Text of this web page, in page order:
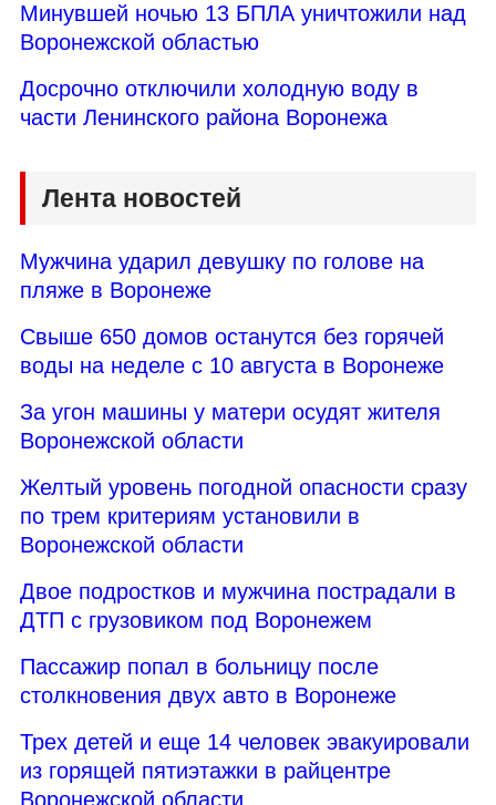
Минувшей ночью 13 БПЛА уничтожили над
Воронежской областью
Досрочно отключили холодную воду в
части Ленинского района Воронежа
Лента новостей
Мужчина ударил девушку по голове на
пляже в Воронеже
Свыше 650 домов останутся без горячей
воды на неделе с 10 августа в Воронеже
За угон машины у матери осудят жителя
Воронежской области
Желтый уровень погодной опасности сразу
по трем критериям установили в
Воронежской области
Двое подростков и мужчина пострадали в
ДТП с грузовиком под Воронежем
Пассажир попал в больницу после
столкновения двух авто в Воронеже
Трех детей и еще 14 человек эвакуировали
из горящей пятиэтажки в райцентре
Воронежской области